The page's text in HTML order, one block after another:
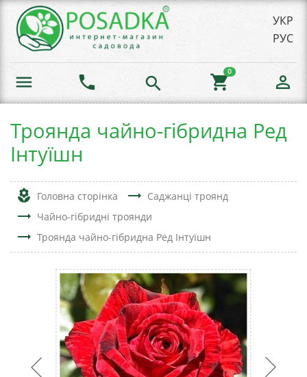
УКР
РУС
menu phone search shopping_cart
0
person_outline
Троянда чайно-гібридна Ред
Інтуїшн
local_florist Головна сторінка trending_flat Саджанці троянд
trending_flat Чайно-гібридні троянди
trending_flat Троянда чайно-гібридна Ред Інтуїшн